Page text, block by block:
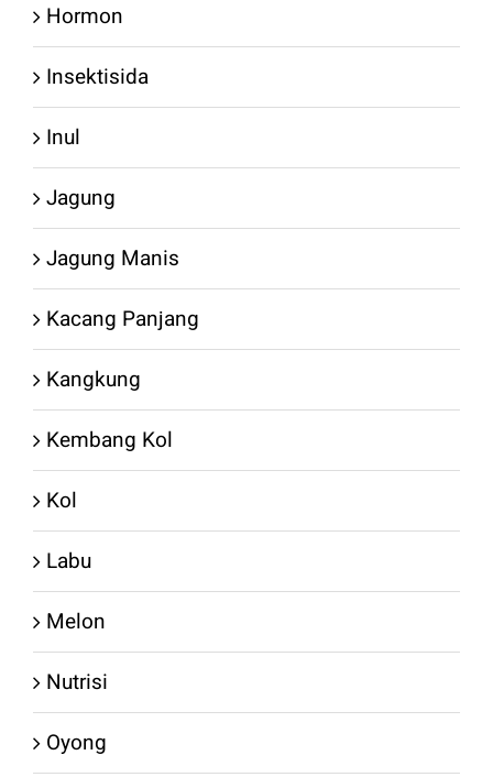
Hormon
Insektisida
Inul
Jagung
Jagung Manis
Kacang Panjang
Kangkung
Kembang Kol
Kol
Labu
Melon
Nutrisi
Oyong